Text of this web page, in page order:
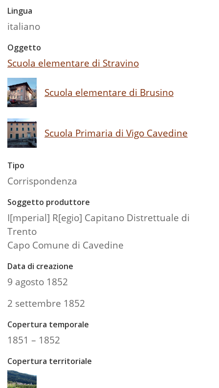
Lingua
italiano
Oggetto
Scuola elementare di Stravino
Scuola elementare di Brusino
Scuola Primaria di Vigo Cavedine
Tipo
Corrispondenza
Soggetto produttore
I[mperial] R[egio] Capitano Distrettuale di
Trento
Capo Comune di Cavedine
Data di creazione
9 agosto 1852
2 settembre 1852
Copertura temporale
1851 – 1852
Copertura territoriale